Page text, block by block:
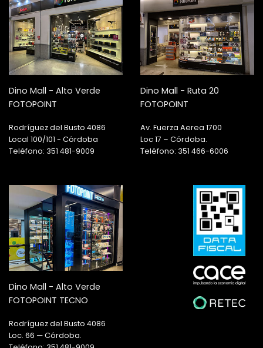
Dino Mall - Alto Verde
FOTOPOINT
Rodríguez del Busto 4086
Local 100/101 - Córdoba
Teléfono: 351 481-9009
Dino Mall - Ruta 20
FOTOPOINT
Av. Fuerza Aerea 1700
Loc 17 – Córdoba.
Teléfono: 351 466-6006
Dino Mall - Alto Verde
FOTOPOINT TECNO
Rodríguez del Busto 4086
Loc. 66 — Córdoba.